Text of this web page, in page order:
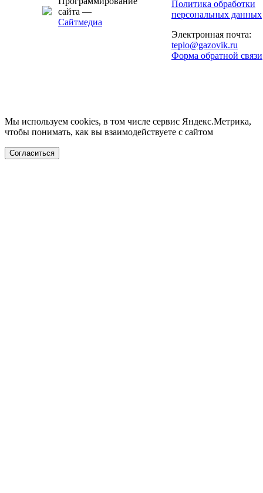
сайта —
Сайтмедиа
Политика обработки
персональных данных
Электронная почта:
teplo@gazovik.ru
Форма обратной связи
Мы используем cookies, в том числе сервис Яндекс.Метрика,
чтобы понимать, как вы взаимодействуете с сайтом
Согласиться